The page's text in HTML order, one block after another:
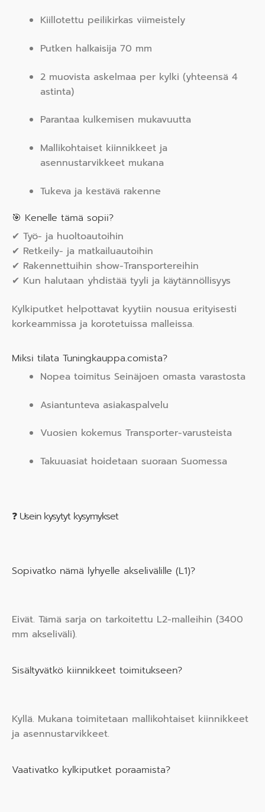
Kiillotettu peilikirkas viimeistely
Putken halkaisija 70 mm
2 muovista askelmaa per kylki (yhteensä 4
astinta)
Parantaa kulkemisen mukavuutta
Mallikohtaiset kiinnikkeet ja
asennustarvikkeet mukana
Tukeva ja kestävä rakenne
🎯 Kenelle tämä sopii?
✔ Työ- ja huoltoautoihin
✔ Retkeily- ja matkailuautoihin
✔ Rakennettuihin show-Transportereihin
✔ Kun halutaan yhdistää tyyli ja käytännöllisyys
Kylkiputket helpottavat kyytiin nousua erityisesti
korkeammissa ja korotetuissa malleissa.
Miksi tilata Tuningkauppa.comista?
Nopea toimitus Seinäjoen omasta varastosta
Asiantunteva asiakaspalvelu
Vuosien kokemus Transporter-varusteista
Takuuasiat hoidetaan suoraan Suomessa
❓ Usein kysytyt kysymykset
Sopivatko nämä lyhyelle akselivälille (L1)?
Eivät. Tämä sarja on tarkoitettu L2-malleihin (3400
mm akseliväli).
Sisältyvätkö kiinnikkeet toimitukseen?
Kyllä. Mukana toimitetaan mallikohtaiset kiinnikkeet
ja asennustarvikkeet.
Vaativatko kylkiputket poraamista?